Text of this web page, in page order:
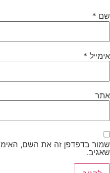
שם *
אימייל *
אתר
שמור בדפדפן זה את השם,
שאגיב.